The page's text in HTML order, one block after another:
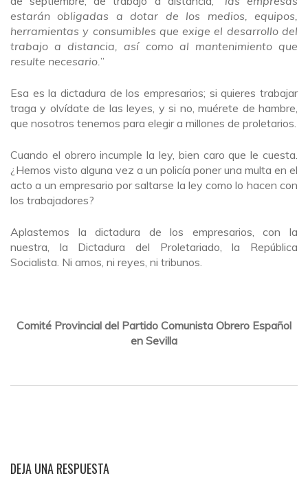
estarán obligadas a dotar de los medios, equipos,
herramientas y consumibles que exige el desarrollo del
trabajo a distancia, así como al mantenimiento que
resulte necesario. ”
Esa es la dictadura de los empresarios; si quieres trabajar
traga y olvídate de las leyes, y si no, muérete de hambre,
que nosotros tenemos para elegir a millones de proletarios.
Cuando el obrero incumple la ley, bien caro que le cuesta.
¿Hemos visto alguna vez a un policía poner una multa en el
acto a un empresario por saltarse la ley como lo hacen con
los trabajadores?
Aplastemos la dictadura de los empresarios, con la
nuestra, la Dictadura del Proletariado, la República
Socialista. Ni amos, ni reyes, ni tribunos.
Comité Provincial del Partido Comunista Obrero Español
en Sevilla
DEJA UNA RESPUESTA